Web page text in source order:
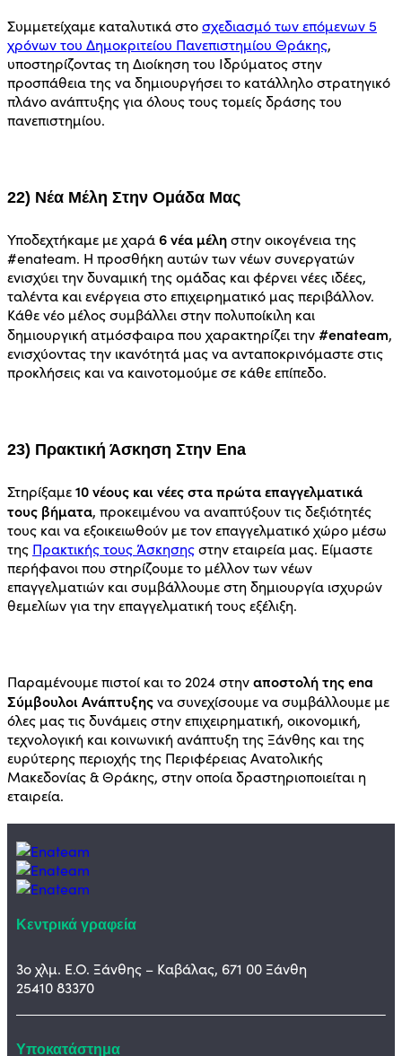
Συμμετείχαμε καταλυτικά στοσχεδιασμό των επόμενων 5
χρόνων του Δημοκριτείου Πανεπιστημίου Θράκης,
υποστηρίζοντας τη Διοίκηση του Ιδρύματος στην
προσπάθεια της να δημιουργήσει το κατάλληλο στρατηγικό
πλάνο ανάπτυξης για όλους τους τομείς δράσης του
πανεπιστημίου.
22) Νέα Μέλη Στην Ομάδα Μας
Υποδεχτήκαμε με χαρά6 νέα μέληστην οικογένεια της
#enateam. Η προσθήκη αυτών των νέων συνεργατών
ενισχύει την δυναμική της ομάδας και φέρνει νέες ιδέες,
ταλέντα και ενέργεια στο επιχειρηματικό μας περιβάλλον.
Κάθε νέο μέλος συμβάλλει στην πολυποίκιλη και
δημιουργική ατμόσφαιρα που χαρακτηρίζει την#enateam,
ενισχύοντας την ικανότητά μας να ανταποκρινόμαστε στις
προκλήσεις και να καινοτομούμε σε κάθε επίπεδο.
23) Πρακτική Άσκηση Στην Ena
Στηρίξαμε10 νέους και νέες στα πρώτα επαγγελματικά
τους βήματα, προκειμένου να αναπτύξουν τις δεξιότητές
τους και να εξοικειωθούν με τον επαγγελματικό χώρο μέσω
της Πρακτικής τους Άσκησηςστην εταιρεία μας. Είμαστε
περήφανοι που στηρίζουμε το μέλλον των νέων
επαγγελματιών και συμβάλλουμε στη δημιουργία ισχυρών
θεμελίων για την επαγγελματική τους εξέλιξη.
Παραμένουμε πιστοί και το 2024 στηναποστολή της ena
Σύμβουλοι Ανάπτυξηςνα συνεχίσουμε να συμβάλλουμε με
όλες μας τις δυνάμεις στην επιχειρηματική, οικονομική,
τεχνολογική και κοινωνική ανάπτυξη της Ξάνθης και της
ευρύτερης περιοχής της Περιφέρειας Ανατολικής
Μακεδονίας & Θράκης, στην οποία δραστηριοποιείται η
εταιρεία.
Κεντρικά γραφεία
3ο χλμ. Ε.Ο. Ξάνθης – Καβάλας, 671 00 Ξάνθη
25410 83370
Υποκατάστημα